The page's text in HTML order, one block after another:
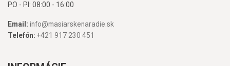
PO - PI: 08:00 - 16:00
Email: info@masiarskenaradie.sk
Telefón: +421 917 230 451